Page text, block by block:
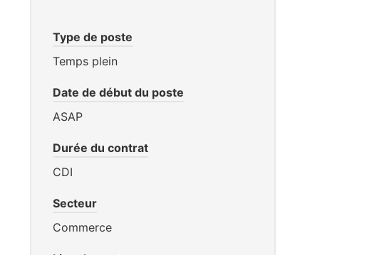
Type de poste
Temps plein
Date de début du poste
ASAP
Durée du contrat
CDI
Secteur
Commerce